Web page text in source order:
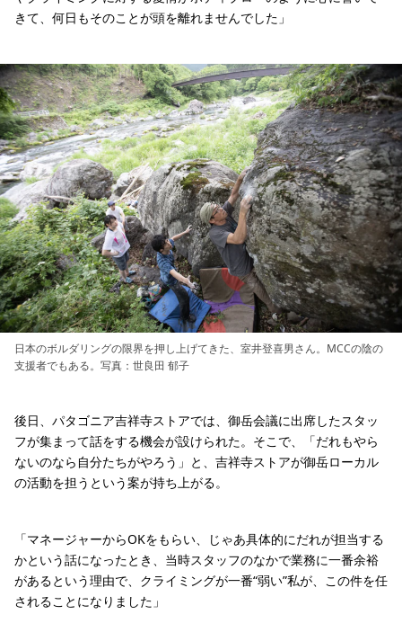
きて、何日もそのことが頭を離れませんでした」
日本のボルダリングの限界を押し上げてきた、室井登喜男さん。MCCの陰の
支援者でもある。写真：世良田 郁子
後日、パタゴニア吉祥寺ストアでは、御岳会議に出席したスタッ
フが集まって話をする機会が設けられた。そこで、「だれもやら
ないのなら自分たちがやろう」と、吉祥寺ストアが御岳ローカル
の活動を担うという案が持ち上がる。
「マネージャーからOKをもらい、じゃあ具体的にだれが担当する
かという話になったとき、当時スタッフのなかで業務に一番余裕
があるという理由で、クライミングが一番“弱い”私が、この件を任
されることになりました」